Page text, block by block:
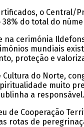
o Central/
do total do
na cerimónia
mundiais
proteção e
do Norte,
muito
a responsável.
de Cooperação
rotas de